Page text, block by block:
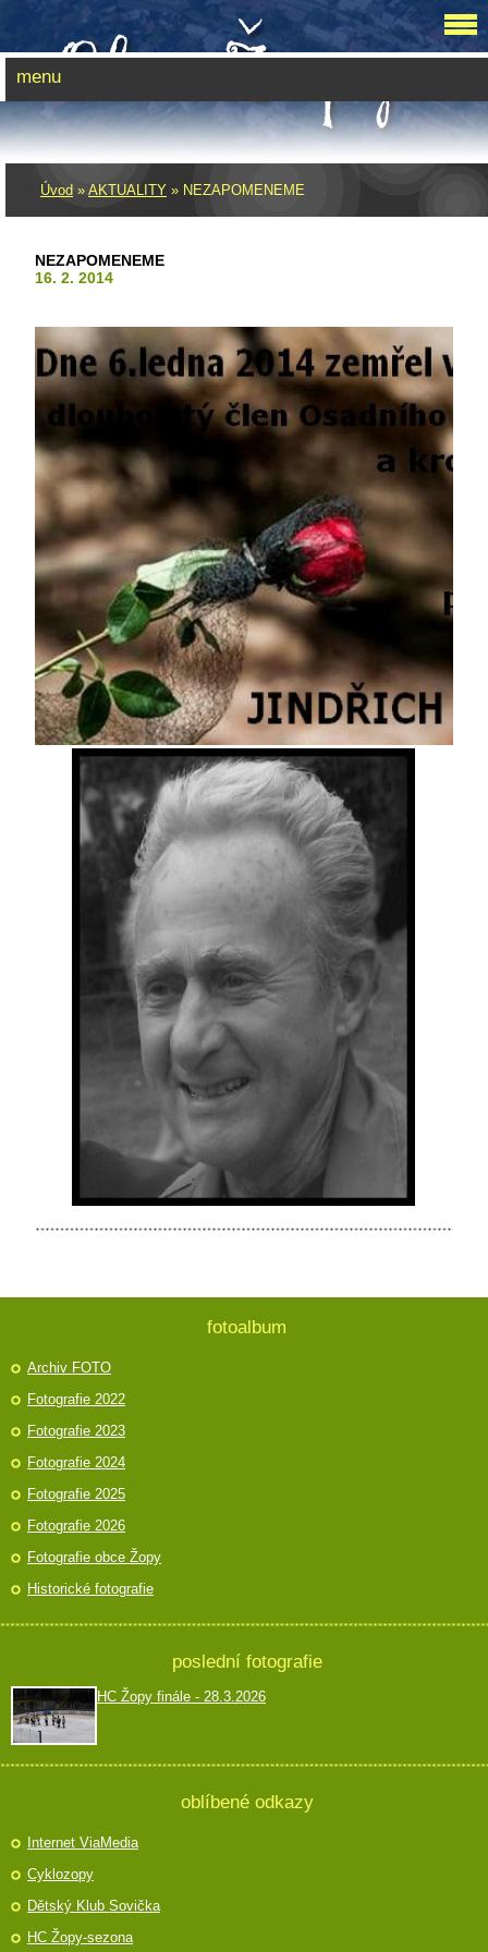
Úvod » AKTUALITY » NEZAPOMENEME
NEZAPOMENEME
16. 2. 2014
menu
fotoalbum
Archiv FOTO
Fotografie 2022
Fotografie 2023
Fotografie 2024
Fotografie 2025
Fotografie 2026
Fotografie obce Žopy
Historické fotografie
poslední fotografie
HC Žopy finále - 28.3.2026
oblíbené odkazy
Internet ViaMedia
Cyklozopy
Dětský Klub Sovička
HC Žopy-sezona